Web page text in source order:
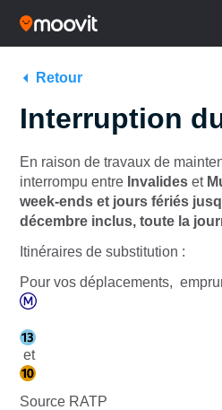
Retour
Interruption
En raison de travaux de
interrompu entre Invalides et
week-ends et jours fériés
décembre inclus, toute la
Itinéraires de substitution :
Pour vos déplacements,
et
Source RATP